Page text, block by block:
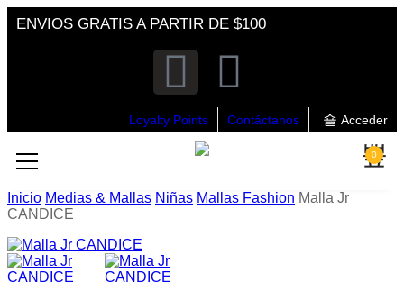
ENVIOS GRATIS A PARTIR DE $100
Loyalty Points Contáctanos Acceder
0
Inicio Medias & Mallas Niñas Mallas Fashion Malla Jr
CANDICE